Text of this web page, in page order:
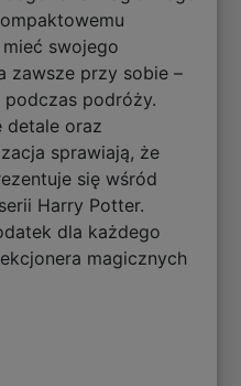
swojego
zawsze przy sobie –
podróży.
detale oraz
sprawiają, że
się wśród
Harry Potter.
dla każdego
magicznych